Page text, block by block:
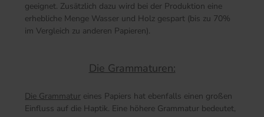
geeignet. Zusätzlich dazu wird bei der Produktion eine
erhebliche Menge Wasser und Holz gespart (bis zu 70%
im Vergleich zu anderen Papieren).
Die Grammaturen:
Die Grammatur eines Papiers hat ebenfalls einen großen
Einfluss auf die Haptik. Eine höhere Grammatur bedeutet,